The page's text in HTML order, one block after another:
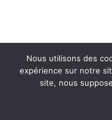
Nous utilisons des
expérience sur notre
site, nous